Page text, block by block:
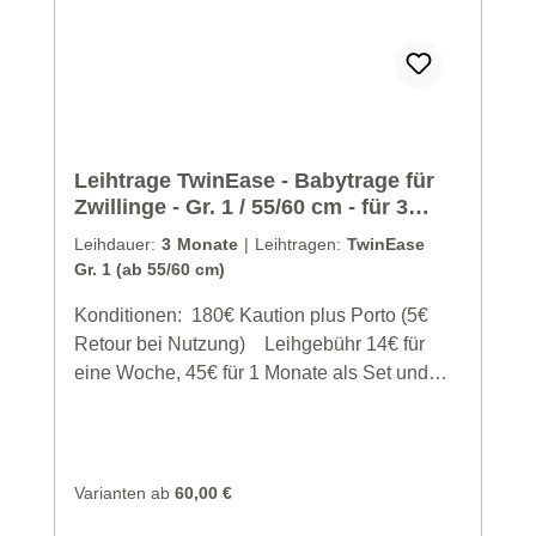
Leihtrage TwinEase - Babytrage für
Zwillinge - Gr. 1 / 55/60 cm - für 3
Monate
Leihdauer: 3 Monate | Leihtragen: TwinEase
Gr. 1 (ab 55/60 cm)
Konditionen: 180€ Kaution plus Porto (5€
Retour bei Nutzung) Leihgebühr 14€ für
eine Woche, 45€ für 1 Monate als Set und
innerhalb von Deutschland Berechnung
Varianten ab 60,00 €